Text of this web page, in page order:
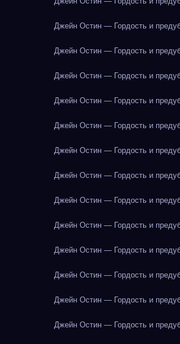
Джейн Остин — Гордость и
Джейн Остин — Гордость и
Джейн Остин — Гордость и
Джейн Остин — Гордость и
Джейн Остин — Гордость и
Джейн Остин — Гордость и
Джейн Остин — Гордость и
Джейн Остин — Гордость и
Джейн Остин — Гордость и
Джейн Остин — Гордость и
Джейн Остин — Гордость и
Джейн Остин — Гордость и
Джейн Остин — Гордость и